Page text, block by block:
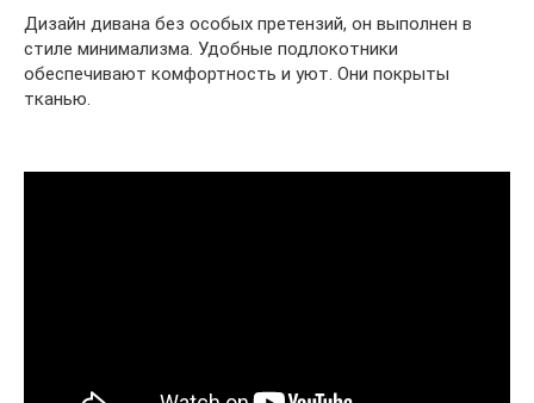
Дизайн дивана без особых претензий, он выполнен в
стиле минимализма. Удобные подлокотники
обеспечивают комфортность и уют. Они покрыты
тканью.